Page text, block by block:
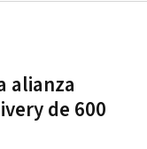
alianza
de 600